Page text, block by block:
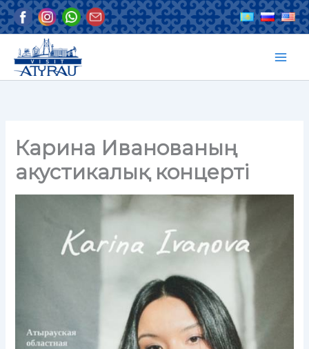
Skip
to
Карина Иванованың
акустикалық концерті